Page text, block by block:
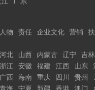
人物 责任 企业文化 营销
河北 山西 内蒙古 辽宁 吉林
浙江 安徽 福建 江西 山东
广西 海南 重庆 四川 贵州